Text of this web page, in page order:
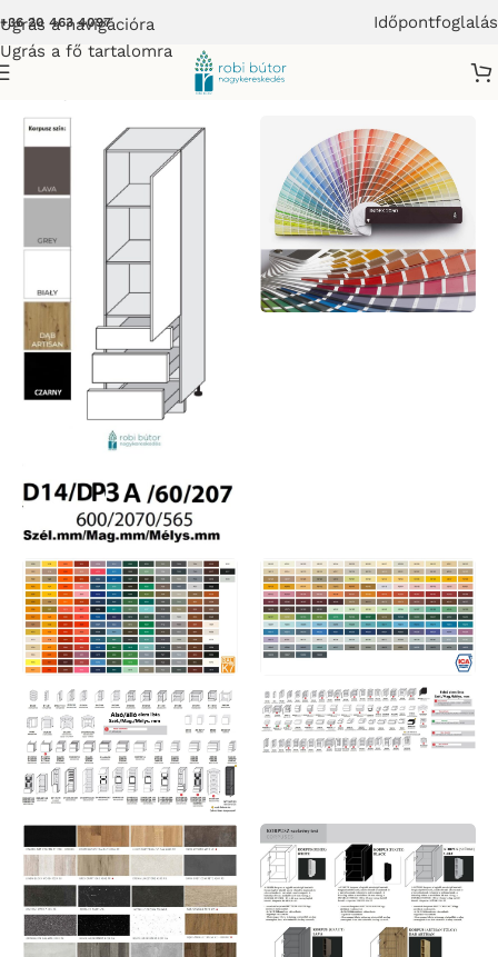
Ugrás a navigációra
Ugrás a fő tartalomra
+36 20 463 4097 Időpontfoglalás
LIVORNO KONYHABÚTOR MATT FRONTOS